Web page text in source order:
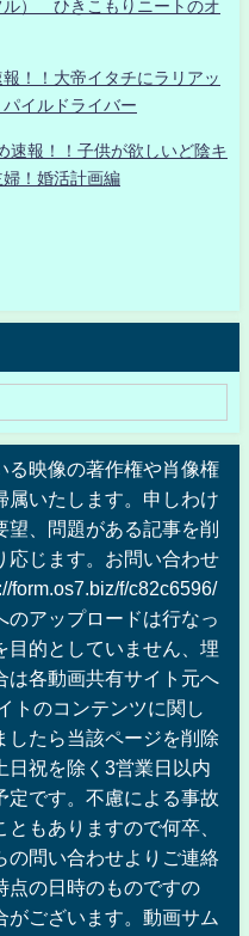
ル） ひきこもりニートのオ
！！大帝イタチにラリアッ
イルドライバー
速報！！子供が欲しいど陰キ
！婚活計画編
る映像の著作権や肖像権
属いたします。申しわけ
望、問題がある記事を削
応じます。お問い合わせ
form.os7.biz/f/c82c6596/
のアップロードは行なっ
目的としていません、埋
は各動画共有サイト元へ
トのコンテンツに関し
したら当該ページを削除
日祝を除く3営業日以内
定です。不慮による事故
もありますので何卒、
の問い合わせよりご連絡
点の日時のものですの
がございます。動画サム